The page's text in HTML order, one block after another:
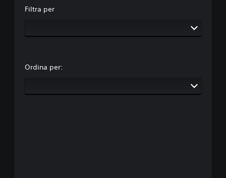
Filtra per
Ordina per: